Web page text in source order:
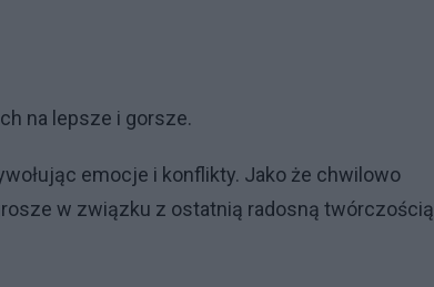
na lepsze i gorsze.
emocje i konflikty. Jako że chwilowo
w związku z ostatnią radosną twórczością